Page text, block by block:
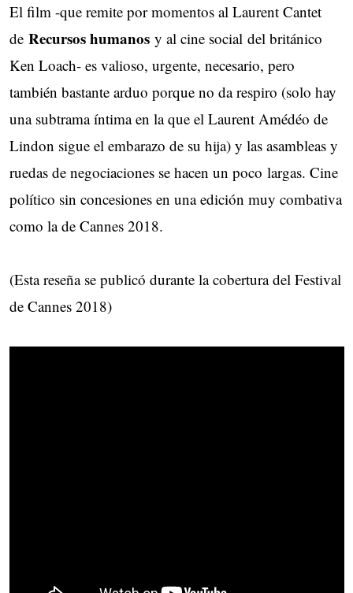
El film -que remite por momentos al Laurent Cantet
de Recursos humanos y al cine social del británico
Ken Loach- es valioso, urgente, necesario, pero
también bastante arduo porque no da respiro (solo hay
una subtrama íntima en la que el Laurent Amédéo de
Lindon sigue el embarazo de su hija) y las asambleas y
ruedas de negociaciones se hacen un poco largas. Cine
político sin concesiones en una edición muy combativa
como la de Cannes 2018.
(Esta reseña se publicó durante la cobertura del Festival
de Cannes 2018)